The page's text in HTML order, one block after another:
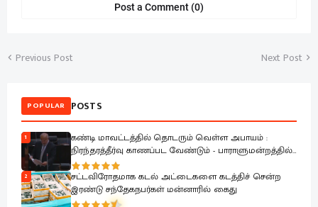
Post a Comment (0)
Previous Post Next Post
POPULAR POSTS
1
கண்டி மாவட்டத்தில் தொடரும் வெள்ள அபாயம் :
நிரந்தரத்தீர்வு காணப்பட வேண்டும் - பாராளுமன்றத்தில்
ரவூப் ஹக்கீம் வலியுறுத்தல்
2
சட்டவிரோதமாக கடல் அட்டைகளை கடத்திச் சென்ற
இரண்டு சந்தேகநபர்கள் மன்னாரில் கைது